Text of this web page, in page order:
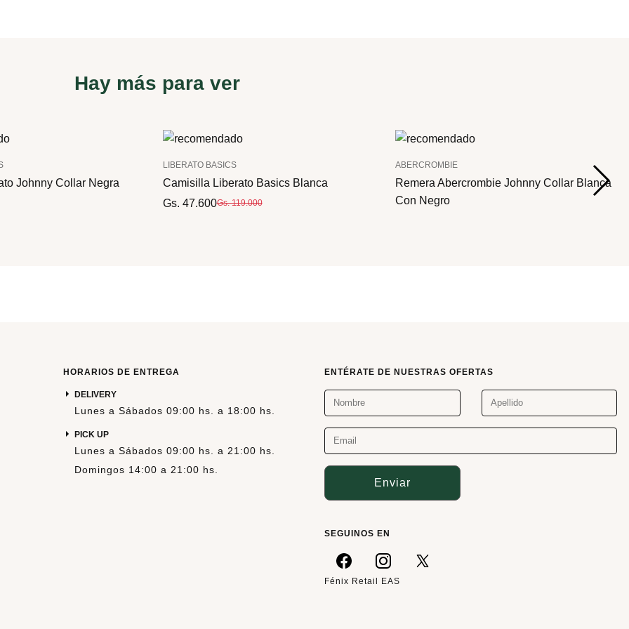
Hay más para ver
Johnny Collar Negra
LIBERATO BASICS
Camisilla Liberato Basics Blanca
Gs. 47.600Gs. 119.000
ABERCROMBIE
Remera Abercrombie Johnny Collar Blanca
Con Negro
HORARIOS DE ENTREGA
DELIVERY
Lunes a Sábados 09:00 hs. a 18:00 hs.
PICK UP
Lunes a Sábados 09:00 hs. a 21:00 hs.
Domingos 14:00 a 21:00 hs.
ENTÉRATE DE NUESTRAS OFERTAS
Enviar
SEGUINOS EN
Fénix Retail EAS